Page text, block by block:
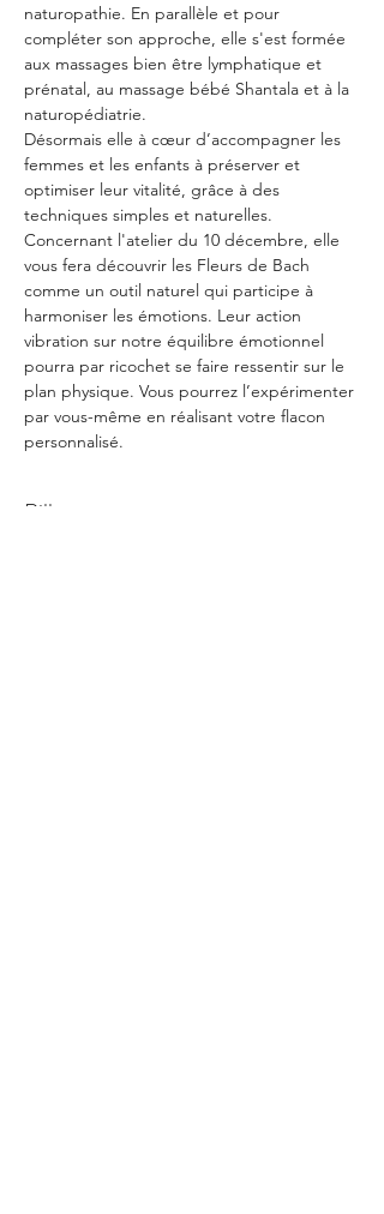
naturopathie. En parallèle et pour
compléter son approche, elle s'est formée
aux massages bien être lymphatique et
prénatal, au massage bébé Shantala et à la
naturopédiatrie.
Désormais elle à cœur d’accompagner les
femmes et les enfants à préserver et
optimiser leur vitalité, grâce à des
techniques simples et naturelles.
Concernant l'atelier du 10 décembre, elle
vous fera découvrir les Fleurs de Bach
comme un outil naturel qui participe à
harmoniser les émotions. Leur action
vibration sur notre équilibre émotionnel
pourra par ricochet se faire ressentir sur le
plan physique. Vous pourrez l’expérimenter
par vous-même en réalisant votre flacon
personnalisé.
Billets